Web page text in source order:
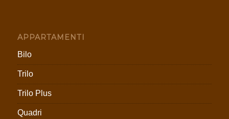
APPARTAMENTI
Bilo
Trilo
Trilo Plus
Quadri